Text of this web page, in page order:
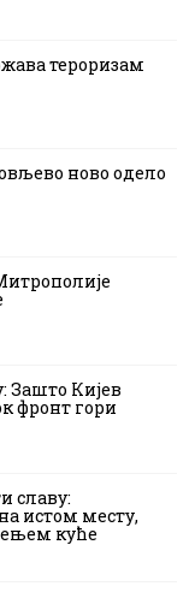
тероризам
ново одело
Зашто Кијев
фронт гори
славу:
истом месту,
куће